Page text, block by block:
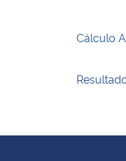
Cálculo